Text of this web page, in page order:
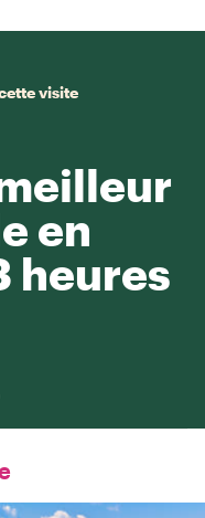
visite
en
heures